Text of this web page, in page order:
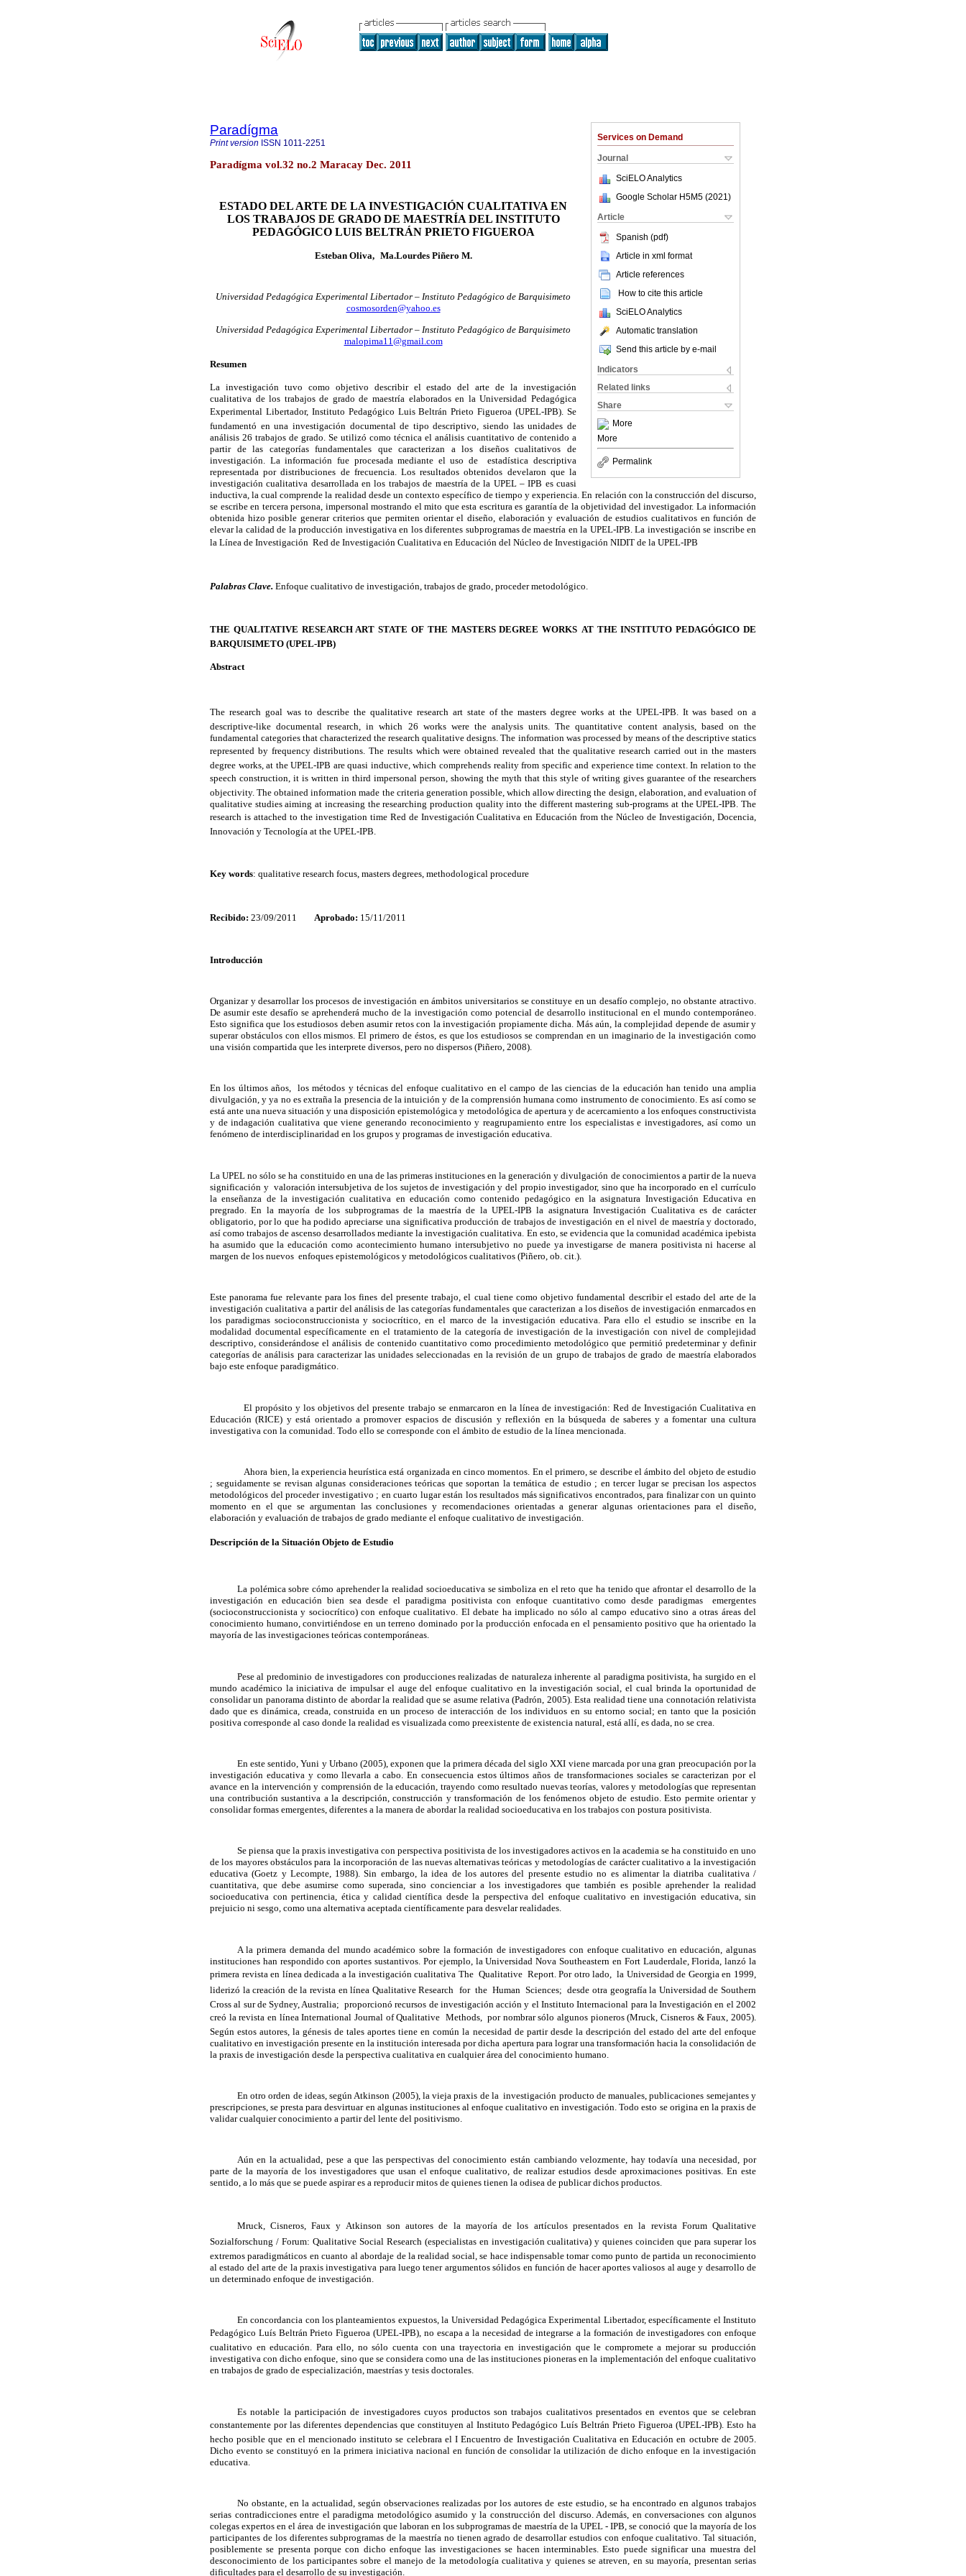
Services on Demand
Journal
SciELO Analytics
Google Scholar H5M5 (2021 )
Article
Spanish (pdf)
Article in xml format
Article references
How to cite this article
SciELO Analytics
Automatic translation
Send this article by e-mail
Indicators
Related links
Share
More
More
Permalink
Paradígma
Print version ISSN 1011-2251
Paradígma vol.32 no.2 Maracay Dec. 2011
ESTADO DEL ARTE DE LA INVESTIGACIÓN CUALITATIVA EN
LOS TRABAJOS DE GRADO DE MAESTRÍA DEL INSTITUTO
PEDAGÓGICO LUIS BELTRÁN PRIETO FIGUEROA
Esteban Oliva, Ma.Lourdes Piñero M.
Universidad Pedagógica Experimental Libertador – Instituto Pedagógico de Barquisimeto
cosmosorden@yahoo.es
Universidad Pedagógica Experimental Libertador – Instituto Pedagógico de Barquisimeto
malopima11@gmail.com
Resumen
La investigación tuvo como objetivo describir el estado del arte de la investigación
cualitativa de los trabajos de grado de maestría elaborados en la Universidad Pedagógica
Experimental Libertador, Instituto Pedagógico Luis Beltrán Prieto Figueroa (UPEL-IPB). Se
fundamentó en una investigación documental de tipo descriptivo, siendo las unidades de
análisis 26 trabajos de grado. Se utilizó como técnica el análisis cuantitativo de contenido a
partir de las categorías fundamentales que caracterizan a los diseños cualitativos de
investigación. La información fue procesada mediante el uso de
estadística descriptiva
representada por distribuciones de frecuencia. Los resultados obtenidos develaron que la
investigación cualitativa desarrollada en los trabajos de maestría dela UPEL– IPB es cuasi
inductiva, la cual comprende la realidad desde un contexto específico de tiempo y experiencia. En relación con la construcción del discurso,
se escribe en tercera persona, impersonal mostrando el mito que esta escritura es garantía de la objetividad del investigador. La información
obtenida hizo posible generar criterios que permiten orientar el diseño, elaboración y evaluación de estudios cualitativos en función de
elevar la calidad de la producción investigativa en los diferentes subprogramas de maestría enla UPEL-IPB. La investigación se inscribe en
la Línea de Investigación Red de Investigación Cualitativa en Educación del Núcleo de Investigación NIDIT de la UPEL-IPB
Palabras Clave. Enfoque cualitativo de investigación, trabajos de grado, proceder metodológico.
THE QUALITATIVE RESEARCH ART STATE OF THE MASTERS DEGREE WORKS AT THE INSTITUTO PEDAGÓGICO DE
BARQUISIMETO (UPEL-IPB)
Abstract
The research goal was to describe the qualitative research art state of the masters degree works at the UPEL-IPB. It was based on a
descriptive-like documental research, in which 26 works were the analysis units. The quantitative content analysis, based on the
fundamental categories that characterized the research qualitative designs. The information was processed by means of the descriptive statics
represented by frequency distributions. The results which were obtained revealed that the qualitative research carried out in the masters
degree works, at the UPEL-IPB are quasi inductive, which comprehends reality from specific and experience time context. In relation to the
speech construction, it is written in third impersonal person, showing the myth that this style of writing gives guarantee of the researchers
objectivity. The obtained information made the criteria generation possible, which allow directing the design, elaboration, and evaluation of
qualitative studies aiming at increasing the researching production quality into the different mastering sub-programs at the UPEL-IPB. The
research is attached to the investigation time Red de Investigación Cualitativa en Educación from the Núcleo de Investigación, Docencia,
Innovación y Tecnología at the UPEL-IPB.
Key words: qualitative research focus, masters degrees, methodological procedure
Recibido: 23/09/2011 Aprobado: 15/11/2011
Introducción
Organizar y desarrollar los procesos de investigación en ámbitos universitarios se constituye en un desafío complejo, no obstante atractivo.
De asumir este desafío se aprehenderá mucho de la investigación como potencial de desarrollo institucional en el mundo contemporáneo.
Esto significa que los estudiosos deben asumir retos con la investigación propiamente dicha. Más aún, la complejidad depende de asumir y
superar obstáculos con ellos mismos. El primero de éstos, es que los estudiosos se comprendan en un imaginario de la investigación como
una visión compartida que les interprete diversos, pero no dispersos (Piñero, 2008).
En los últimos años, los métodos y técnicas del enfoque cualitativo en el campo de las ciencias de la educación han tenido una amplia
divulgación, y ya no es extraña la presencia de la intuición y de la comprensión humana como instrumento de conocimiento. Es así como se
está ante una nueva situación y una disposición epistemológica y metodológica de apertura y de acercamiento a los enfoques constructivista
y de indagación cualitativa que viene generando reconocimiento y reagrupamiento entre los especialistas e investigadores, así como un
fenómeno de interdisciplinaridad en los grupos y programas de investigación educativa.
La UPEL no sólo se ha constituido en una de las primeras instituciones en la generación y divulgación de conocimientos a partir de la nueva
significación y valoración intersubjetiva de los sujetos de investigación y del propio investigador, sino que ha incorporado en el currículo
la enseñanza de la investigación cualitativa en educación como contenido pedagógico en la asignatura Investigación Educativa en
pregrado. En la mayoría de los subprogramas de la maestría de la UPEL-IPB la asignatura Investigación Cualitativa es de carácter
obligatorio, por lo que ha podido apreciarse una significativa producción de trabajos de investigación en el nivel de maestría y doctorado,
así como trabajos de ascenso desarrollados mediante la investigación cualitativa. En esto, se evidencia que la comunidad académica ipebista
ha asumido que la educación como acontecimiento humano intersubjetivo no puede ya investigarse de manera positivista ni hacerse al
margen de los nuevos enfoques epistemológicos y metodológicos cualitativos (Piñero, ob. cit.).
Este panorama fue relevante para los fines del presente trabajo, el cual tiene como objetivo fundamental describir el estado del arte de la
investigación cualitativa a partir del análisis de las categorías fundamentales que caracterizan a los diseños de investigación enmarcados en
los paradigmas socioconstruccionista y sociocrítico, en el marco de la investigación educativa. Para ello el estudio se inscribe en la
modalidad documental específicamente en el tratamiento de la categoría de investigación de la investigación con nivel de complejidad
descriptivo, considerándose el análisis de contenido cuantitativo como procedimiento metodológico que permitió predeterminar y definir
categorías de análisis para caracterizar las unidades seleccionadas en la revisión de un grupo de trabajos de grado de maestría elaborados
bajo este enfoque paradigmático.
El propósito y los objetivos del presente trabajo se enmarcaron en la línea de investigación: Red de Investigación Cualitativa en
Educación (RICE) y está orientado a promover espacios de discusión y reflexión en la búsqueda de saberes y a fomentar una cultura
investigativa con la comunidad. Todo ello se corresponde con el ámbito de estudio de la línea mencionada.
Ahora bien, la experiencia heurística está organizada en cinco momentos. En el primero, se describe el ámbito del objeto de estudio
; seguidamente se revisan algunas consideraciones teóricas que soportan la temática de estudio ; en tercer lugar se precisan los aspectos
metodológicos del proceder investigativo ; en cuarto lugar están los resultados más significativos encontrados, para finalizar con un quinto
momento en el que se argumentan las conclusiones y recomendaciones orientadas a generar algunas orientaciones para el diseño,
elaboración y evaluación de trabajos de grado mediante el enfoque cualitativo de investigación.
Descripción de la Situación Objeto de Estudio
La polémica sobre cómo aprehender la realidad socioeducativa se simboliza en el reto que ha tenido que afrontar el desarrollo de la
investigación en educación bien sea desde el paradigma positivista con enfoque cuantitativo como desde paradigmas emergentes
(socioconstruccionista y sociocrítico) con enfoque cualitativo. El debate ha implicado no sólo al campo educativo sino a otras áreas del
conocimiento humano, convirtiéndose en un terreno dominado por la producción enfocada en el pensamiento positivo que ha orientado la
mayoría de las investigaciones teóricas contemporáneas.
Pese al predominio de investigadores con producciones realizadas de naturaleza inherente al paradigma positivista, ha surgido en el
mundo académico la iniciativa de impulsar el auge del enfoque cualitativo en la investigación social, el cual brinda la oportunidad de
consolidar un panorama distinto de abordar la realidad que se asume relativa (Padrón, 2005). Esta realidad tiene una connotación relativista
dado que es dinámica, creada, construida en un proceso de interacción de los individuos en su entorno social; en tanto que la posición
positiva corresponde al caso donde la realidad es visualizada como preexistente de existencia natural, está allí, es dada, no se crea.
En este sentido, Yuni y Urbano (2005), exponen que la primera década del siglo XXI viene marcada por una gran preocupación por la
investigación educativa y como llevarla a cabo. En consecuencia estos últimos años de transformaciones sociales se caracterizan por el
avance en la intervención y comprensión de la educación, trayendo como resultado nuevas teorías, valores y metodologías que representan
una contribución sustantiva a la descripción, construcción y transformación de los fenómenos objeto de estudio. Esto permite orientar y
consolidar formas emergentes, diferentes a la manera de abordar la realidad socioeducativa en los trabajos con postura positivista.
Se piensa que la praxis investigativa con perspectiva positivista de los investigadores activos en la academia se ha constituido en uno
de los mayores obstáculos para la incorporación de las nuevas alternativas teóricas y metodologías de carácter cualitativo a la investigación
educativa (Goetz y Lecompte, 1988). Sin embargo, la idea de los autores del presente estudio no es alimentar la diatriba cualitativa /
cuantitativa, que debe asumirse como superada, sino concienciar a los investigadores que también es posible aprehender la realidad
socioeducativa con pertinencia, ética y calidad científica desde la perspectiva del enfoque cualitativo en investigación educativa, sin
prejuicio ni sesgo, como una alternativa aceptada científicamente para desvelar realidades.
A la primera demanda del mundo académico sobre la formación de investigadores con enfoque cualitativo en educación, algunas
instituciones han respondido con aportes sustantivos. Por ejemplo, la Universidad Nova Southeastern en Fort Lauderdale, Florida, lanzó la
primera revista en línea dedicada a la investigación cualitativa The Qualitative Report. Por otro lado, la Universidad de Georgia en 1999,
liderizó la creación de la revista en línea Qualitative Research for the Human Sciences; desde otra geografía la Universidad de Southern
Cross al sur de Sydney, Australia; proporcionó recursos de investigación acción y el Instituto Internacional para la Investigación en el 2002
creó la revista en línea International Journal of Qualitative Methods, por nombrar sólo algunos pioneros (Mruck, Cisneros & Faux, 2005).
Según estos autores, la génesis de tales aportes tiene en común la necesidad de partir desde la descripción del estado del arte del enfoque
cualitativo en investigación presente en la institución interesada por dicha apertura para lograr una transformación hacia la consolidación de
la praxis de investigación desde la perspectiva cualitativa en cualquier área del conocimiento humano.
En otro orden de ideas, según Atkinson (2005), la vieja praxis de la investigación producto de manuales, publicaciones semejantes y
prescripciones, se presta para desvirtuar en algunas instituciones al enfoque cualitativo en investigación. Todo esto se origina en la praxis de
validar cualquier conocimiento a partir del lente del positivismo.
Aún en la actualidad, pese a que las perspectivas del conocimiento están cambiando velozmente, hay todavía una necesidad, por
parte de la mayoría de los investigadores que usan el enfoque cualitativo, de realizar estudios desde aproximaciones positivas. En este
sentido, a lo más que se puede aspirar es a reproducir mitos de quienes tienen la odisea de publicar dichos productos.
Mruck, Cisneros, Faux y Atkinson son autores de la mayoría de los artículos presentados en la revista Forum Qualitative
Sozialforschung / Forum: Qualitative Social Research (especialistas en investigación cualitativa) y quienes coinciden que para superar los
extremos paradigmáticos en cuanto al abordaje de la realidad social, se hace indispensable tomar como punto de partida un reconocimiento
al estado del arte de la praxis investigativa para luego tener argumentos sólidos en función de hacer aportes valiosos al auge y desarrollo de
un determinado enfoque de investigación.
En concordancia con los planteamientos expuestos, la Universidad Pedagógica Experimental Libertador, específicamente el Instituto
Pedagógico Luís Beltrán Prieto Figueroa (UPEL-IPB), no escapa a la necesidad de integrarse a la formación de investigadores con enfoque
cualitativo en educación. Para ello, no sólo cuenta con una trayectoria en investigación que le compromete a mejorar su producción
investigativa con dicho enfoque, sino que se considera como una de las instituciones pioneras en la implementación del enfoque cualitativo
en trabajos de grado de especialización, maestrías y tesis doctorales.
Es notable la participación de investigadores cuyos productos son trabajos cualitativos presentados en eventos que se celebran
constantemente por las diferentes dependencias que constituyen al Instituto Pedagógico Luís Beltrán Prieto Figueroa (UPEL-IPB). Esto ha
hecho posible que en el mencionado instituto se celebrara el I Encuentro de Investigación Cualitativa en Educación en octubre de 2005.
Dicho evento se constituyó en la primera iniciativa nacional en función de consolidar la utilización de dicho enfoque en la investigación
educativa.
No obstante, en la actualidad, según observaciones realizadas por los autores de este estudio, se ha encontrado en algunos trabajos
serias contradicciones entre el paradigma metodológico asumido y la construcción del discurso. Además, en conversaciones con algunos
colegas expertos en el área de investigación que laboran en los subprogramas de maestría de la UPEL - IPB, se conoció que la mayoría de los
participantes de los diferentes subprogramas de la maestría no tienen agrado de desarrollar estudios con enfoque cualitativo. Tal situación,
posiblemente se presenta porque con dicho enfoque las investigaciones se hacen interminables. Esto puede significar una muestra del
desconocimiento de los participantes sobre el manejo de la metodología cualitativa y quienes se atreven, en su mayoría, presentan serias
dificultades para el desarrollo de su investigación.